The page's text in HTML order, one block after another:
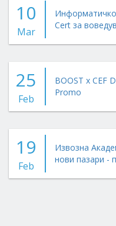
10
Mar
Cert за
25
Feb
BOOST x CEF
Promo
19
Feb
Извозна
нови пазари -